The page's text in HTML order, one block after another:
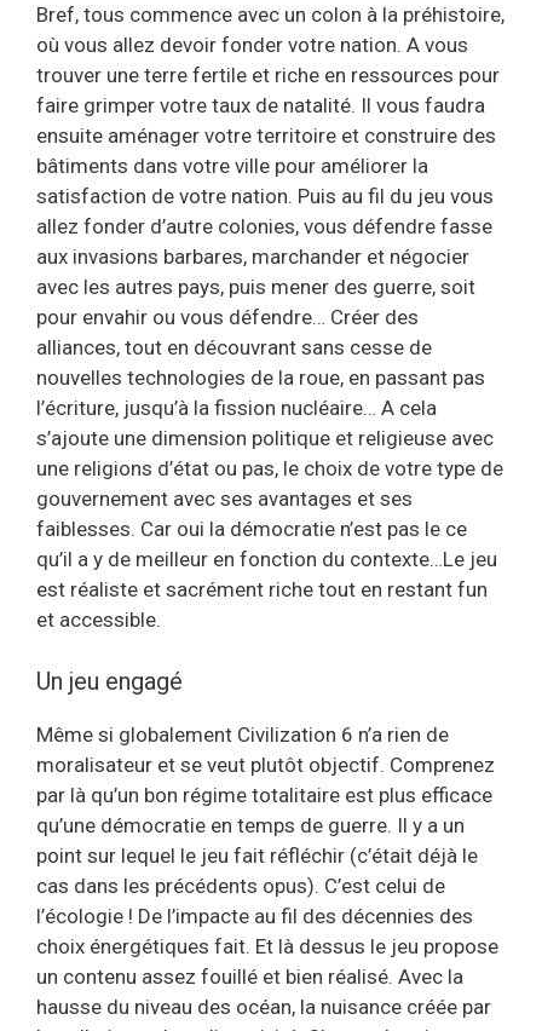
Bref, tous commence avec un colon à la préhistoire,
où vous allez devoir fonder votre nation. A vous
trouver une terre fertile et riche en ressources pour
faire grimper votre taux de natalité. Il vous faudra
ensuite aménager votre territoire et construire des
bâtiments dans votre ville pour améliorer la
satisfaction de votre nation. Puis au fil du jeu vous
allez fonder d’autre colonies, vous défendre fasse
aux invasions barbares, marchander et négocier
avec les autres pays, puis mener des guerre, soit
pour envahir ou vous défendre… Créer des
alliances, tout en découvrant sans cesse de
nouvelles technologies de la roue, en passant pas
l’écriture, jusqu’à la fission nucléaire… A cela
s’ajoute une dimension politique et religieuse avec
une religions d’état ou pas, le choix de votre type de
gouvernement avec ses avantages et ses
faiblesses. Car oui la démocratie n’est pas le ce
qu’il a y de meilleur en fonction du contexte…Le jeu
est réaliste et sacrément riche tout en restant fun
et accessible.
Un jeu engagé
Même si globalement Civilization 6 n’a rien de
moralisateur et se veut plutôt objectif. Comprenez
par là qu’un bon régime totalitaire est plus efficace
qu’une démocratie en temps de guerre. Il y a un
point sur lequel le jeu fait réfléchir (c’était déjà le
cas dans les précédents opus). C’est celui de
l’écologie ! De l’impacte au fil des décennies des
choix énergétiques fait. Et là dessus le jeu propose
un contenu assez fouillé et bien réalisé. Avec la
hausse du niveau des océan, la nuisance créée par